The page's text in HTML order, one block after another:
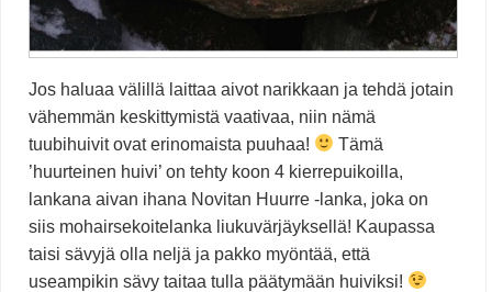
Jos haluaa välillä laittaa aivot narikkaan ja tehdä jotain
vähemmän keskittymistä vaativaa, niin nämä
tuubihuivit ovat erinomaista puuhaa!
Tämä
’huurteinen huivi’ on tehty koon 4 kierrepuikoilla,
lankana aivan ihana Novitan Huurre -lanka, joka on
siis mohairsekoitelanka liukuvärjäyksellä! Kaupassa
taisi sävyjä olla neljä ja pakko myöntää, että
useampikin sävy taitaa tulla päätymään huiviksi!